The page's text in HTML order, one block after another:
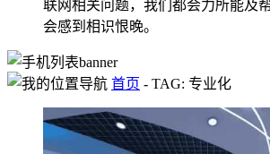
联网相关问题，我们都会力所能及
会感到相识恨晚。
首页 - TAG: 专业化